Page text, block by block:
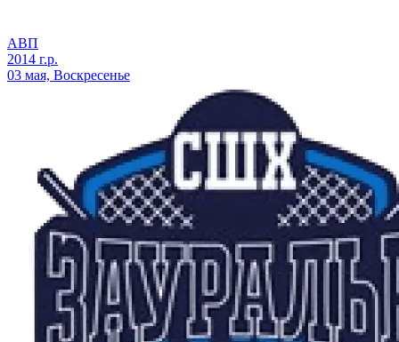
АВП
2014 г.р.
03 мая, Воскресенье